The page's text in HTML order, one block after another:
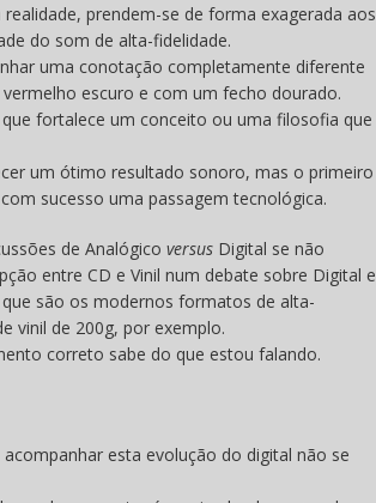
prendem-se de forma exagerada aos
do som de alta-fidelidade.
uma conotação completamente diferente
escuro e com um fecho dourado.
fortalece um conceito ou uma filosofia que
um ótimo resultado sonoro, mas o primeiro
sucesso uma passagem tecnológica.
de Analógico versus Digital se não
entre CD e Vinil num debate sobre Digital e
são os modernos formatos de alta-
vinil de 200g, por exemplo.
correto sabe do que estou falando.
esta evolução do digital não se